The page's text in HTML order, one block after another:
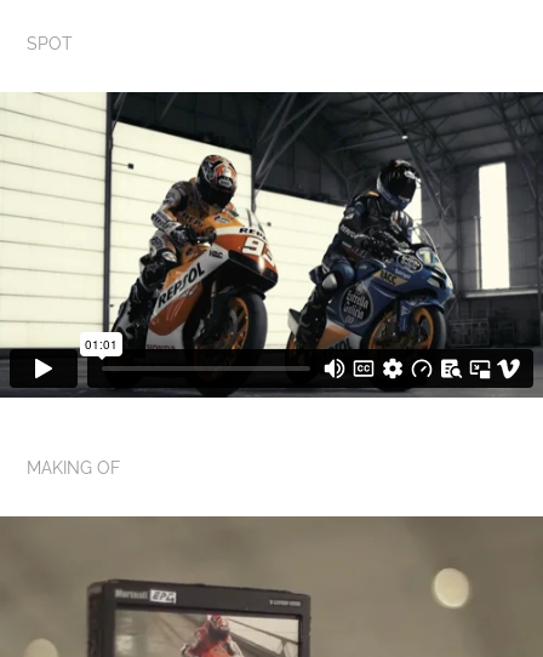
SPOT
MAKING OF